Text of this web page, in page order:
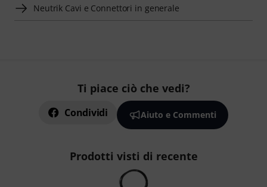
Neutrik Cavi e Connettori in generale
Ti piace ciò che vedi?
Condividi Aiuto e Commenti
Prodotti visti di recente